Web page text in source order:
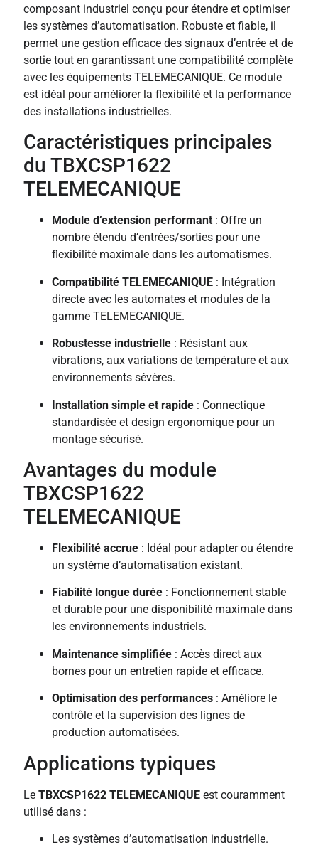
composant industriel conçu pour étendre et optimiser
les systèmes d’automatisation. Robuste et fiable, il
permet une gestion efficace des signaux d’entrée et de
sortie tout en garantissant une compatibilité complète
avec les équipements TELEMECANIQUE. Ce module
est idéal pour améliorer la flexibilité et la performance
des installations industrielles.
Caractéristiques principales
du TBXCSP1622
TELEMECANIQUE
Module d’extension performant : Offre un
nombre étendu d’entrées/sorties pour une
flexibilité maximale dans les automatismes.
Compatibilité TELEMECANIQUE : Intégration
directe avec les automates et modules de la
gamme TELEMECANIQUE.
Robustesse industrielle : Résistant aux
vibrations, aux variations de température et aux
environnements sévères.
Installation simple et rapide : Connectique
standardisée et design ergonomique pour un
montage sécurisé.
Avantages du module
TBXCSP1622
TELEMECANIQUE
Flexibilité accrue : Idéal pour adapter ou étendre
un système d’automatisation existant.
Fiabilité longue durée : Fonctionnement stable
et durable pour une disponibilité maximale dans
les environnements industriels.
Maintenance simplifiée : Accès direct aux
bornes pour un entretien rapide et efficace.
Optimisation des performances : Améliore le
contrôle et la supervision des lignes de
production automatisées.
Applications typiques
LeTBXCSP1622 TELEMECANIQUE est couramment
utilisé dans :
Les systèmes d’automatisation industrielle.